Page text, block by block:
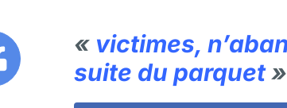
« victimes,
suite du parquet»